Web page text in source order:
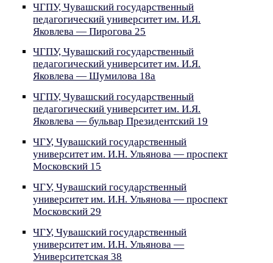
ЧГПУ, Чувашский государственный
педагогический университет им. И.Я.
Яковлева — Пирогова 25
ЧГПУ, Чувашский государственный
педагогический университет им. И.Я.
Яковлева — Шумилова 18а
ЧГПУ, Чувашский государственный
педагогический университет им. И.Я.
Яковлева — бульвар Президентский 19
ЧГУ, Чувашский государственный
университет им. И.Н. Ульянова — проспект
Московский 15
ЧГУ, Чувашский государственный
университет им. И.Н. Ульянова — проспект
Московский 29
ЧГУ, Чувашский государственный
университет им. И.Н. Ульянова —
Университетская 38